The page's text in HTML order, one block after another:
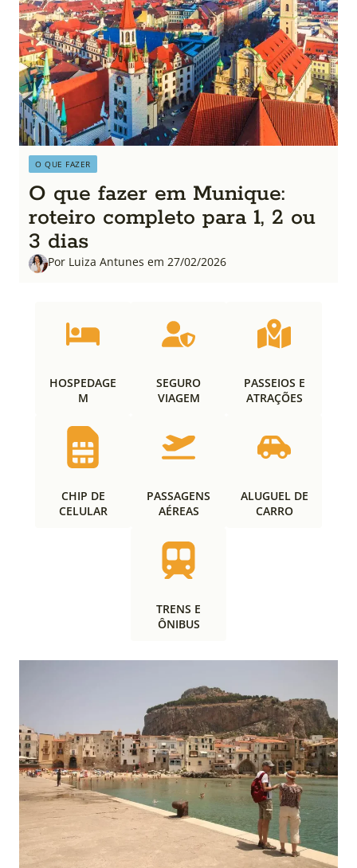
O QUE FAZER
O que fazer em Munique:
roteiro completo para 1, 2 ou
3 dias
Por Luiza Antunes em 27/02/2026
HOSPEDAGE
M
SEGURO
VIAGEM
PASSEIOS E
ATRAÇÕES
CHIP DE
CELULAR
PASSAGENS
AÉREAS
ALUGUEL DE
CARRO
TRENS E
ÔNIBUS